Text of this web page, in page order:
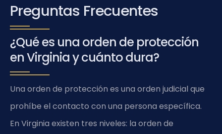
Preguntas Frecuentes
¿Qué es una orden de protección
en Virginia y cuánto dura?
Una orden de protección es una orden judicial que
prohíbe el contacto con una persona específica.
En Virginia existen tres niveles: la orden de